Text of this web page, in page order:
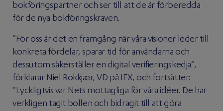
bokföringspartner och ser till att de är förberedda
för de nya bokföringskraven.
”För oss är det en framgång när våra visioner leder till
konkreta fördelar, sparar tid för användarna och
dessutom säkerställer en digital verifieringskedja”,
förklarar Niel Rokkjær, VD på IEX, och fortsätter:
”Lyckligtvis var Nets mottagliga för våra idéer. De har
verkligen tagit bollen och bidragit till att göra